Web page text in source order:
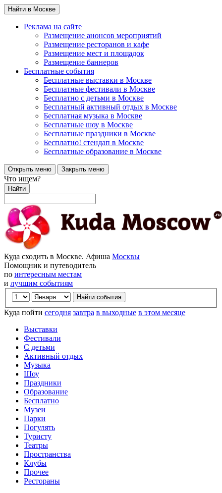
Найти в Москве
Реклама на сайте
Размещение анонсов мероприятий
Размещение ресторанов и кафе
Размещение мест и площадок
Размещение баннеров
Бесплатные события
Бесплатные выставки в Москве
Бесплатные фестивали в Москве
Бесплатно с детьми в Москве
Бесплатный активный отдых в Москве
Бесплатная музыка в Москве
Бесплатные шоу в Москве
Бесплатные праздники в Москве
Бесплатно! стендап в Москве
Бесплатные образование в Москве
Открыть меню Закрыть меню
Что ищем?
Найти
Куда сходить в Москве. Афиша Москвы
Помощник и путеводитель
по интересным местам
и лучшим событиям
Куда пойти сегодня завтра в выходные в этом месяце
Выставки
Фестивали
С детьми
Активный отдых
Музыка
Шоу
Праздники
Образование
Бесплатно
Музеи
Парки
Погулять
Туристу
Театры
Пространства
Клубы
Прочее
Рестораны